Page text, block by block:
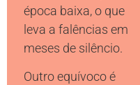
época baixa, o que
leva a falências em
meses de silêncio.
Outro equívoco é